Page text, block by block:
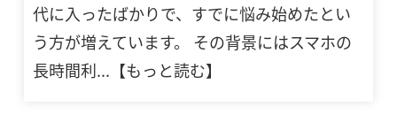
代に入ったばかりで、すでに悩み始めたとい
う方が増えています。 その背景にはスマホの
長時間利...【もっと読む】